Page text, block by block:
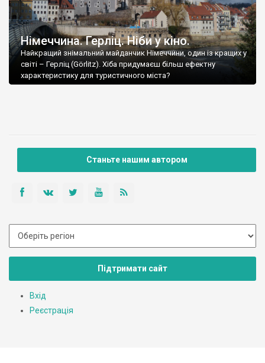
Німеччина. Герліц. Ніби у кіно.
Найкращий знімальний майданчик Німеччини, один із кращих у
світі – Герліц (Görlitz). Хіба придумаєш більш ефектну
характеристику для туристичного міста?
Станьте нашим автором
Підтримати сайт
Вхід
Реєстрація